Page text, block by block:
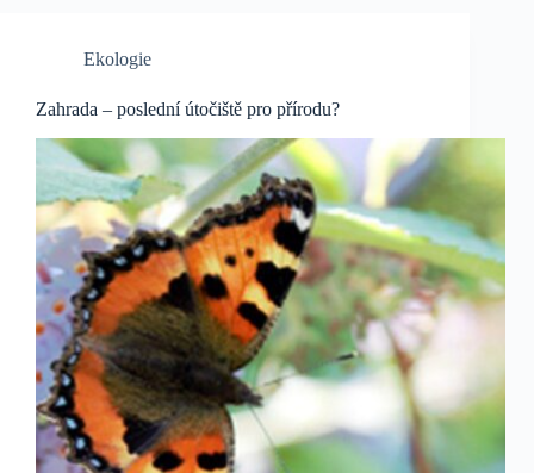
Ekologie
Zahrada – poslední útočiště pro přírodu?